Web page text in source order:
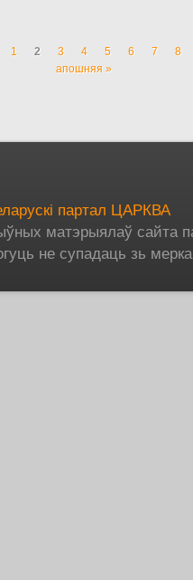
1 2 3 4 5 6 7
8
апошняя »
партал ЦАРКВА
матэрыялаў сайта
не супадаць зь